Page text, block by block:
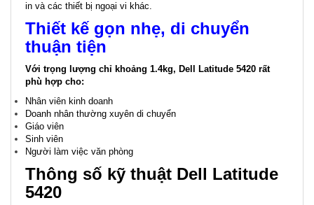
in và các thiết bị ngoại vi khác.
Thiết kế gọn nhẹ, di chuyển
thuận tiện
Với trọng lượng chỉ khoảng 1.4kg, Dell Latitude 5420 rất
phù hợp cho:
Nhân viên kinh doanh
Doanh nhân thường xuyên di chuyển
Giáo viên
Sinh viên
Người làm việc văn phòng
Thông số kỹ thuật Dell Latitude
5420